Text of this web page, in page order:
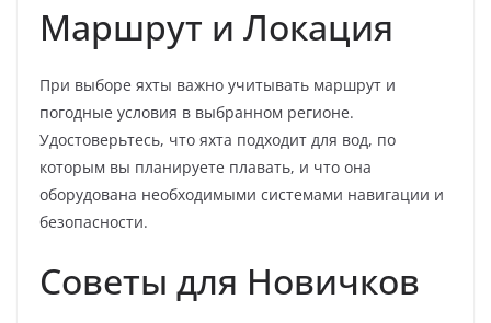
Маршрут и Локация
При выборе яхты важно учитывать маршрут и
погодные условия в выбранном регионе.
Удостоверьтесь, что яхта подходит для вод, по
которым вы планируете плавать, и что она
оборудована необходимыми системами навигации и
безопасности.
Советы для Новичков